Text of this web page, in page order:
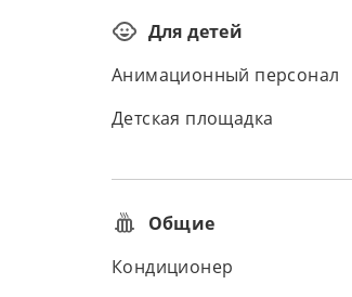
Для детей
Анимационный персонал
Детская площадка
Общие
Кондиционер